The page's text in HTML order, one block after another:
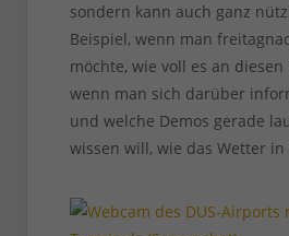
sondern kann auch ganz
Beispiel, wenn man
möchte, wie voll es an diesen
wenn man sich darüber
und welche Demos gerade
wissen will, wie das Wetter